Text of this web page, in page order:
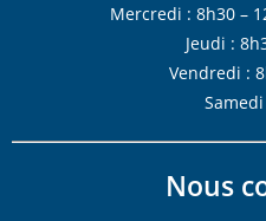
Mercredi : 8h30 –
Jeudi :
Vendredi :
Nous